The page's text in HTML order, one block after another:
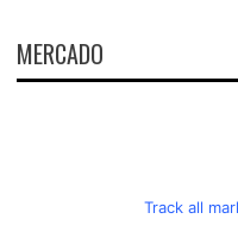
MERCADO
Track all